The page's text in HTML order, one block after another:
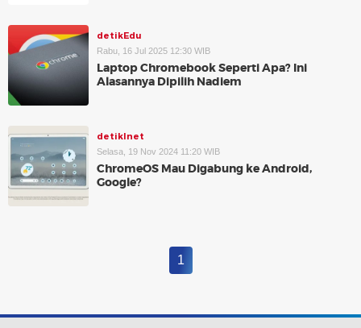
detikEdu
Rabu, 16 Jul 2025 12:30 WIB
Laptop Chromebook Seperti Apa? Ini
Alasannya Dipilih Nadiem
detikInet
Selasa, 19 Nov 2024 11:20 WIB
ChromeOS Mau Digabung ke Android,
Google?
1